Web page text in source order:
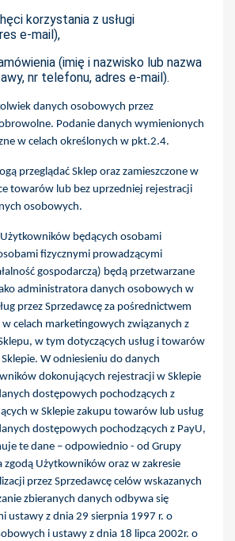
korzystania z usługi
e-mail),
(imię i nazwisko lub nazwa
nr telefonu, adres e-mail).
danych osobowych przez
Podanie danych wymienionych
w celach określonych w pkt.2.4.
przeglądać Sklep oraz zamieszczone w
towarów lub bez uprzedniej rejestracji
osobowych.
będących osobami
fizycznymi prowadzącymi
gospodarczą) będą przetwarzane
administratora danych osobowych w
przez Sprzedawcę za pośrednictwem
celach marketingowych związanych z
w tym dotyczących usług i towarów
W odniesieniu do danych
dokonujących rejestracji w Sklepie
dostępowych pochodzących z
w Sklepie zakupu towarów lub usług
dostępowych pochodzących z PayU,
te dane – odpowiednio - od Grupy
zgodą Użytkowników oraz w zakresie
przez Sprzedawcę celów wskazanych
zbieranych danych odbywa się
ustawy z dnia 29 sierpnia 1997 r. o
i ustawy z dnia 18 lipca 2002r. o